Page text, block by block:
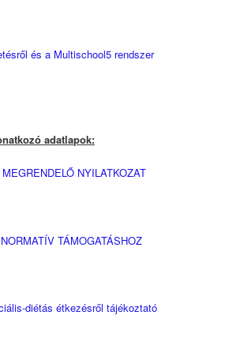
és a Multischool5 rendszer
adatlapok:
NYILATKOZAT
TÁMOGATÁSHOZ
diétás étkezésről tájékoztató